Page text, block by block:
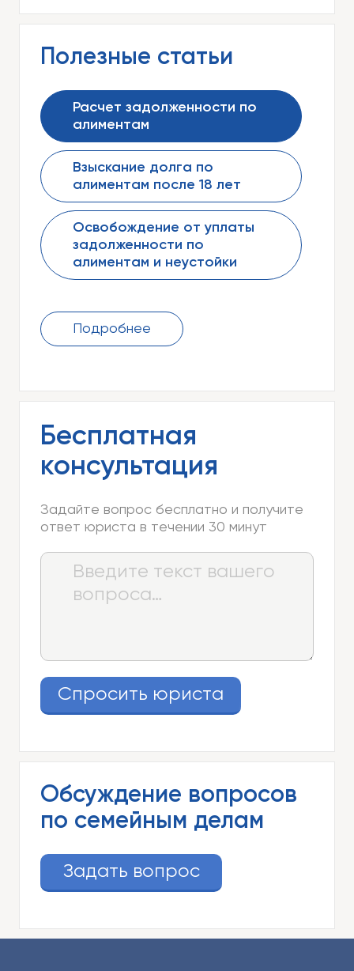
Полезные статьи
Расчет задолженности по
алиментам
Взыскание долга по
алиментам после 18 лет
Освобождение от уплаты
задолженности по
алиментам и неустойки
Подробнее
Бесплатная
консультация
Задайте вопрос бесплатно и получите
ответ юриста в течении 30 минут
Спросить юриста
Обсуждение вопросов
по семейным делам
Задать вопрос